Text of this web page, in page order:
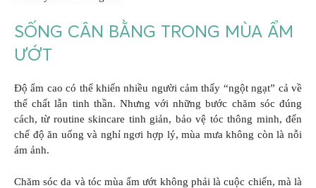
SỐNG CÂN BẰNG TRONG MÙA ẨM
ƯỚT
Độ ẩm cao có thể khiến nhiều người cảm thấy “ngột ngạt” cả về
thể chất lẫn tinh thần. Nhưng với những bước chăm sóc đúng
cách, từ routine skincare tinh giản, bảo vệ tóc thông minh, đến
chế độ ăn uống và nghỉ ngơi hợp lý, mùa mưa không còn là nỗi
ám ảnh.
Chăm sóc da và tóc mùa ẩm ướt không phải là cuộc chiến, mà là